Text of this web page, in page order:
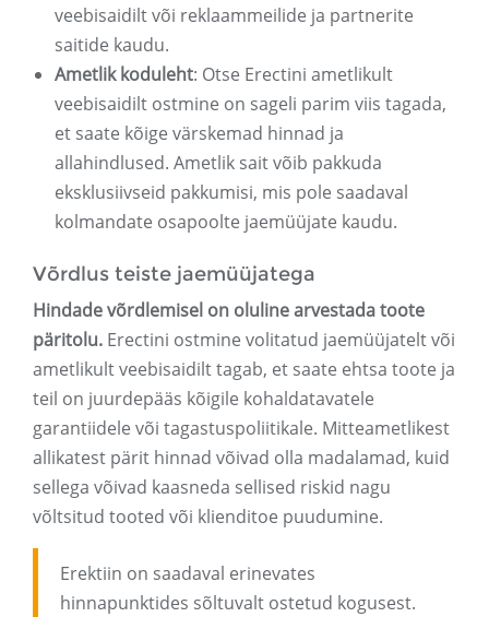
veebisaidilt või reklaammeilide ja partnerite
saitide kaudu.
Ametlik koduleht: Otse Erectini ametlikult
veebisaidilt ostmine on sageli parim viis tagada,
et saate kõige värskemad hinnad ja
allahindlused. Ametlik sait võib pakkuda
eksklusiivseid pakkumisi, mis pole saadaval
kolmandate osapoolte jaemüüjate kaudu.
Võrdlus teiste jaemüüjatega
Hindade võrdlemisel on oluline arvestada toote
päritolu. Erectini ostmine volitatud jaemüüjatelt või
ametlikult veebisaidilt tagab, et saate ehtsa toote ja
teil on juurdepääs kõigile kohaldatavatele
garantiidele või tagastuspoliitikale. Mitteametlikest
allikatest pärit hinnad võivad olla madalamad, kuid
sellega võivad kaasneda sellised riskid nagu
võltsitud tooted või klienditoe puudumine.
Erektiin on saadaval erinevates
hinnapunktides sõltuvalt ostetud kogusest.